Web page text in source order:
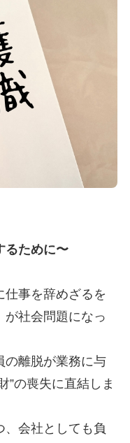
るために〜
仕事を辞めざるを
が社会問題になっ
の離脱が業務に与
”の喪失に直結しま
、会社としても負